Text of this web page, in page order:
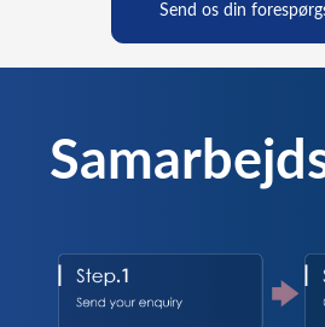
Send os din